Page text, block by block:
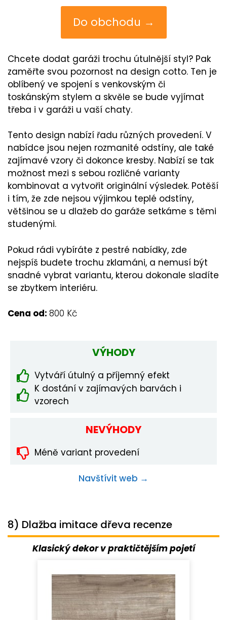
Do obchodu →
Chcete dodat garáži trochu útulnější styl? Pak
zaměřte svou pozornost na design cotto. Ten je
oblíbený ve spojení s venkovským či
toskánským stylem a skvěle se bude vyjímat
třeba i v garáži u vaší chaty.
Tento design nabízí řadu různých provedení. V
nabídce jsou nejen rozmanité odstíny, ale také
zajímavé vzory či dokonce kresby. Nabízí se tak
možnost mezi s sebou rozličné varianty
kombinovat a vytvořit originální výsledek. Potěší
i tím, že zde nejsou výjimkou teplé odstíny,
většinou se u dlažeb do garáže setkáme s těmi
studenými.
Pokud rádi vybíráte z pestré nabídky, zde
nejspíš budete trochu zklamáni, a nemusí být
snadné vybrat variantu, kterou dokonale sladíte
se zbytkem interiéru.
Cena od: 800 Kč
VÝHODY
Vytváří útulný a příjemný efekt
K dostání v zajímavých barvách i
vzorech
NEVÝHODY
Méně variant provedení
Navštívit web →
8) Dlažba imitace dřeva recenze
Klasický dekor v praktičtějším pojetí